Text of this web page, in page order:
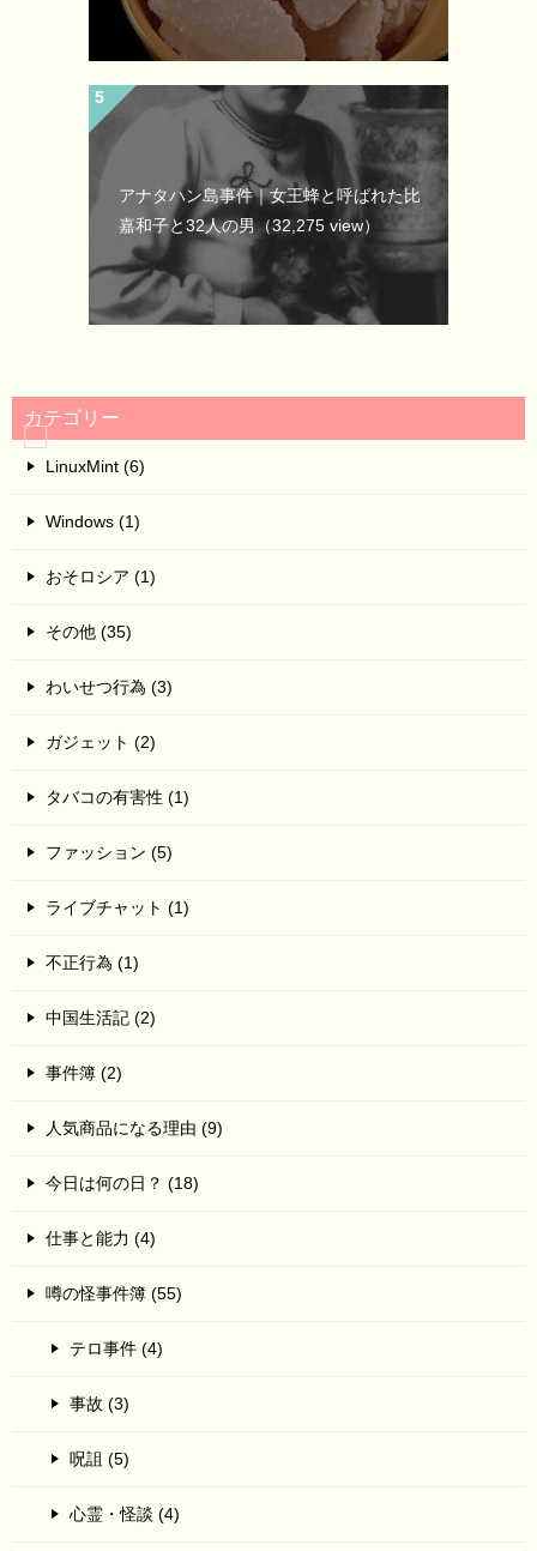
アナタハン島事件｜女王蜂と呼ばれた比
嘉和子と32人の男（32,275 view）
カテゴリー
LinuxMint (6)
Windows (1)
おそロシア (1)
その他 (35)
わいせつ行為 (3)
ガジェット (2)
タバコの有害性 (1)
ファッション (5)
ライブチャット (1)
不正行為 (1)
中国生活記 (2)
事件簿 (2)
人気商品になる理由 (9)
今日は何の日？ (18)
仕事と能力 (4)
噂の怪事件簿 (55)
テロ事件 (4)
事故 (3)
呪詛 (5)
心霊・怪談 (4)